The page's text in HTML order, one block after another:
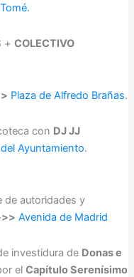
+ COLECTIVO
Plaza de Alfredo Brañas.
con DJ JJ
Ayuntamiento.
de autoridades y
Avenida de Madrid
investidura de Donas e
el Capítulo Serenísimo